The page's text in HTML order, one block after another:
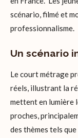
scénario, filmé et
professionnalisme.
Un scénario
Le court métrage
réels, illustrant la
mettent en lumière
proches,
des thèmes tels